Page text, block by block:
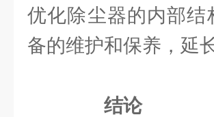
优化除尘器的内部
备的维护和保养，延
结论